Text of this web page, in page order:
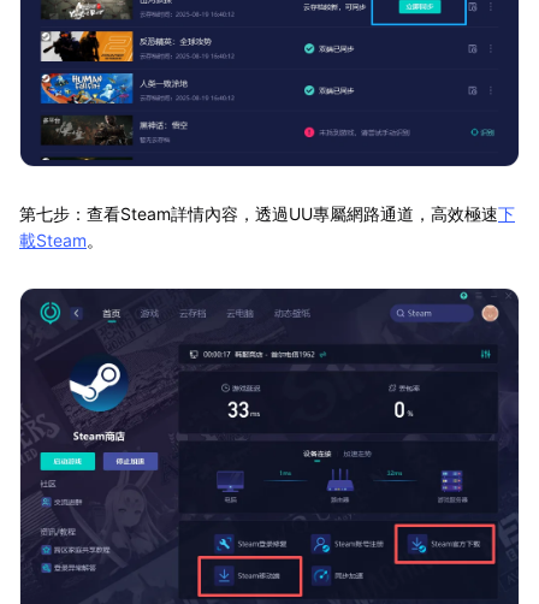
第七步：查看Steam詳情內容，透過UU專屬網路通道，高效極速下
載Steam。